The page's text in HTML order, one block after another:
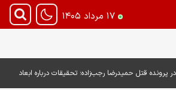
۱۷ مرداد ۱۴۰۵
۴ متهم در پرونده قتل حمیدرضا رجب‌زاده؛ تحقیقات درباره ابعاد